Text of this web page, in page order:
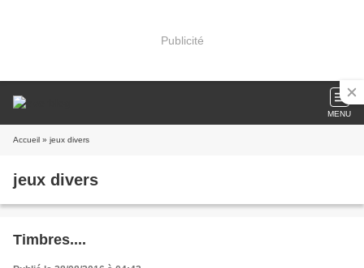
Publicité
MENU
Accueil » jeux divers
jeux divers
Timbres....